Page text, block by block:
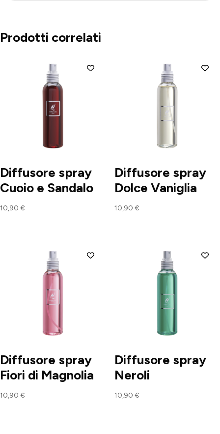
Prodotti correlati
Diffusore spray
Cuoio e Sandalo
10,90 €
Diffusore spray
Dolce Vaniglia
10,90 €
Diffusore spray
Fiori di Magnolia
10,90 €
Diffusore spray
Neroli
10,90 €